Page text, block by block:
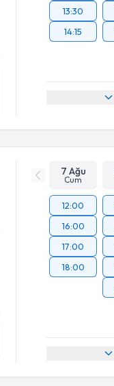
13:30
14:15
7 Ağu
Cum
12:00
16:00
17:00
18:00